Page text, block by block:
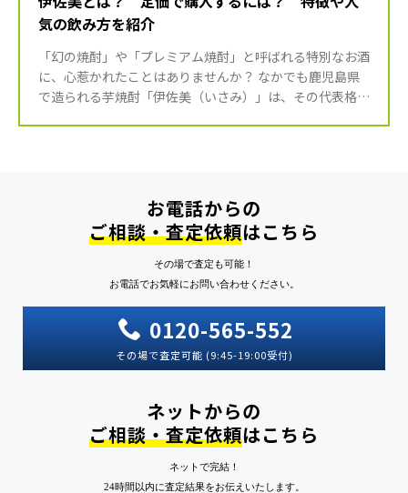
気の飲み方を紹介
「幻の焼酎」や「プレミアム焼酎」と呼ばれる特別なお酒
に、心惹かれたことはありませんか？ なかでも鹿児島県
で造られる芋焼酎「伊佐美（いさみ）」は、その代表格。
お電話からの
ご相談・査定依頼はこちら
その場で査定も可能！
お電話でお気軽にお問い合わせください。
0120-565-552
その場で査定可能 (9:45-19:00受付)
ネットからの
ご相談・査定依頼はこちら
ネットで完結！
24時間以内に査定結果をお伝えいたします。